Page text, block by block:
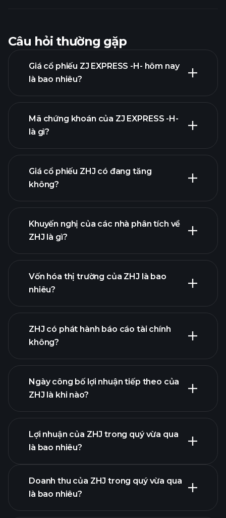
Câu hỏi thường gặp
Giá cổ phiếu ZJ EXPRESS -H- hôm nay
là bao nhiêu?
nâng cao
Mã chứng khoán của ZJ EXPRESS -H-
là gì?
Giá cổ phiếu ZHJ có đang tăng
không?
Khuyến nghị của các nhà phân tích về
ZHJ là gì?
Vốn hóa thị trường của ZHJ là bao
nhiêu?
danh
sách cổ phiếu của chúng tôi
ZHJ có phát hành báo cáo tài chính
không?
tài chính của ZHJ
Ngày công bố lợi nhuận tiếp theo của
ZHJ là khi nào?
Lịch công bố lợi nhuận
Lợi nhuận của ZHJ trong quý vừa qua
là bao nhiêu?
Doanh thu của ZHJ trong quý vừa qua
là bao nhiêu?